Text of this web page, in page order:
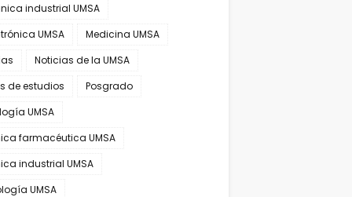
industrial UMSA
UMSA
Medicina UMSA
Noticias de la UMSA
de estudios
Posgrado
UMSA
farmacéutica UMSA
industrial UMSA
UMSA